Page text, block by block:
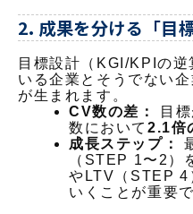
2. 成果を分ける「目
目標設計（KGI/KPIの逆
いる企業とそうでない
が生まれます。
CV数の差：
目
数において 2.1倍
成長ステップ：
（STEP 1〜2）
やLTV（STEP 4
いくことが重要で